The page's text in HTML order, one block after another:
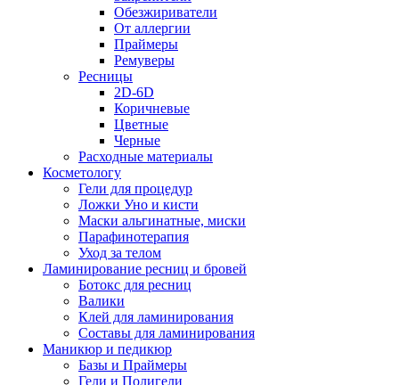
Обезжириватели
От аллергии
Праймеры
Ремуверы
Ресницы
2D-6D
Коричневые
Цветные
Черные
Расходные материалы
Косметологу
Гели для процедур
Ложки Уно и кисти
Маски альгинатные, миски
Парафинотерапия
Уход за телом
Ламинирование ресниц и бровей
Ботокс для ресниц
Валики
Клей для ламинирования
Составы для ламинирования
Маникюр и педикюр
Базы и Праймеры
Гели и Полигели